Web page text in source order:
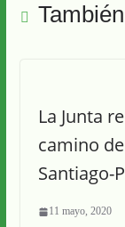
La Junta
camino
Santiago-
11 mayo, 2020